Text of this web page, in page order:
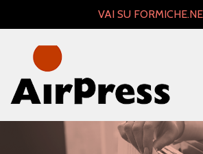
VAI SU